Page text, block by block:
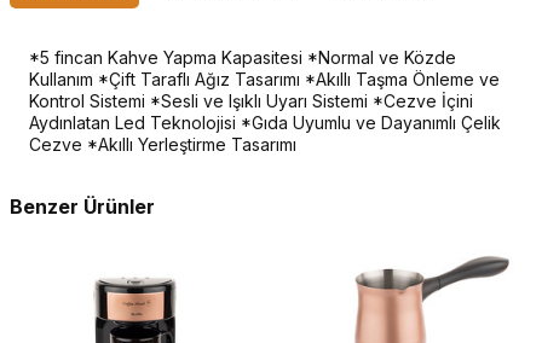
*5 fincan Kahve Yapma Kapasitesi *Normal ve Közde
Kullanım *Çift Taraflı Ağız Tasarımı *Akıllı Taşma Önleme ve
Kontrol Sistemi *Sesli ve Işıklı Uyarı Sistemi *Cezve İçini
Aydınlatan Led Teknolojisi *Gıda Uyumlu ve Dayanımlı Çelik
Cezve *Akıllı Yerleştirme Tasarımı
Benzer Ürünler